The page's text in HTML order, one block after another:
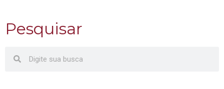
Pesquisar